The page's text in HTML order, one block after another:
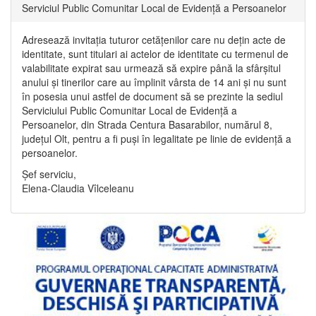
Serviciul Public Comunitar Local de Evidență a Persoanelor
Adresează invitația tuturor cetățenilor care nu dețin acte de
identitate, sunt titulari ai actelor de identitate cu termenul de
valabilitate expirat sau urmează să expire până la sfârșitul
anului și tinerilor care au împlinit vârsta de 14 ani și nu sunt
în posesia unui astfel de document să se prezinte la sediul
Serviciului Public Comunitar Local de Evidență a
Persoanelor, din Strada Centura Basarabilor, numărul 8,
județul Olt, pentru a fi puși în legalitate pe linie de evidență a
persoanelor.
Șef serviciu,
Elena-Claudia Vîlceleanu